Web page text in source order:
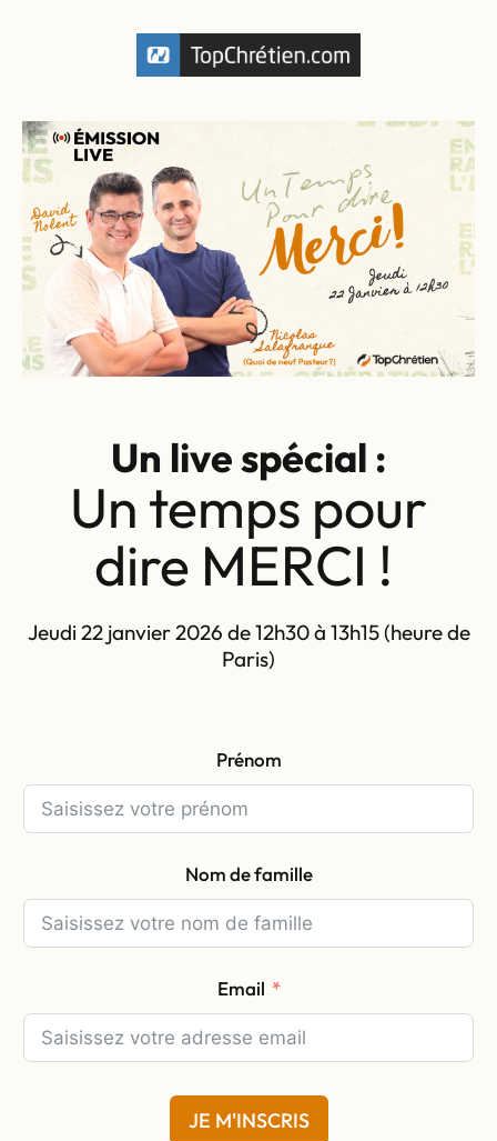
Un live spécial :
Un temps pour
dire MERCI !
Jeudi 22 janvier 2026 de 12h30 à 13h15 (heure de
Paris)
Prénom
Nom de famille
Email
JE M'INSCRIS